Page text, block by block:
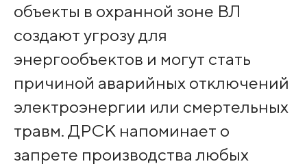
объекты в охранной зоне ВЛ
создают угрозу для
энергообъектов и могут стать
причиной аварийных отключений
электроэнергии или смертельных
травм. ДРСК напоминает о
запрете производства любых